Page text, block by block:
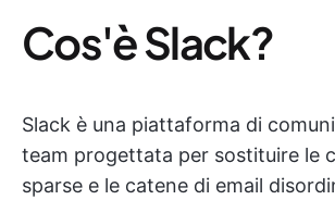
Cos'è Slack?
Slack è una piattaforma di
team progettata per sostituire le
sparse e le catene di email